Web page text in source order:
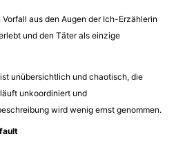
aus den Augen der Ich-Erzählerin
und den Täter als einzige
unübersichtlich und chaotisch, die
unkoordiniert und
wird wenig ernst genommen.